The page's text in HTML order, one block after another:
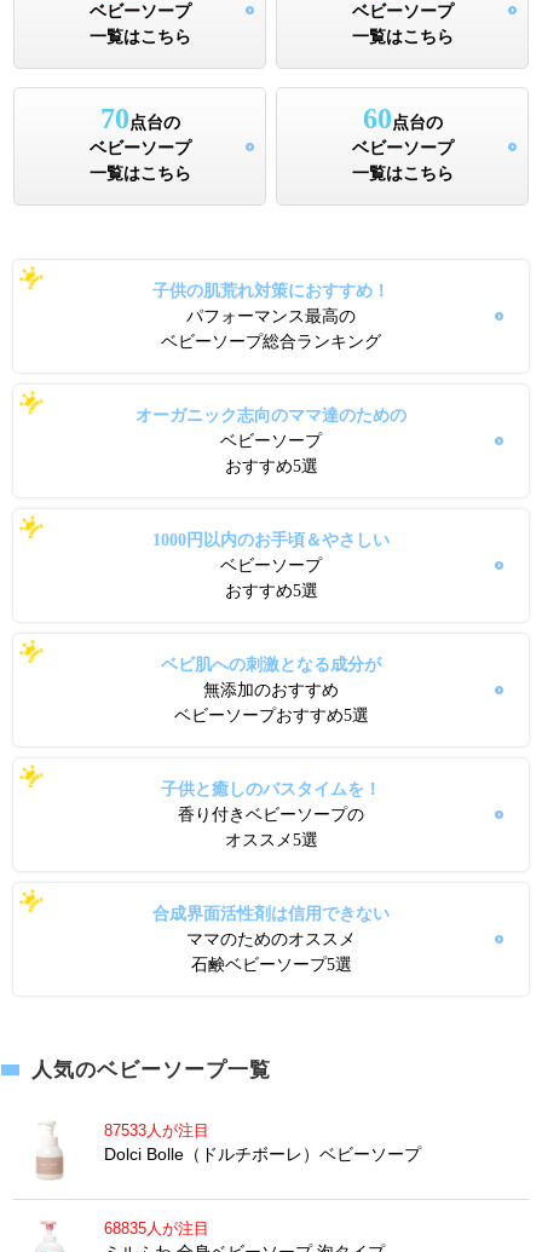
ベビーソープ
一覧はこちら
ベビーソープ
一覧はこちら
70点台の
ベビーソープ
一覧はこちら
60点台の
ベビーソープ
一覧はこちら
子供の肌荒れ対策におすすめ！
パフォーマンス最高の
ベビーソープ総合ランキング
オーガニック志向のママ達のための
ベビーソープ
おすすめ5選
1000円以内のお手頃＆やさしい
ベビーソープ
おすすめ5選
ベビ肌への刺激となる成分が
無添加のおすすめ
ベビーソープおすすめ5選
子供と癒しのバスタイムを！
香り付きベビーソープの
オススメ5選
合成界面活性剤は信用できない
ママのためのオススメ
石鹸ベビーソープ5選
人気のベビーソープ一覧
87533人が注目
Dolci Bolle（ドルチボーレ）ベビーソープ
68835人が注目